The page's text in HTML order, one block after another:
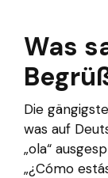
Was
Die
was auf
„ola“
„¿Cómo